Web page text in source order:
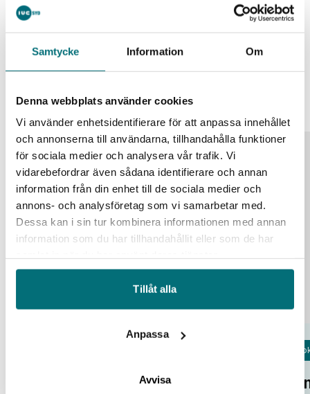
Samtycke Information Om
Denna webbplats använder cookies
Vi använder enhetsidentifierare för att anpassa innehållet
och annonserna till användarna, tillhandahålla funktioner
för sociala medier och analysera vår trafik. Vi
vidarebefordrar även sådana identifierare och annan
information från din enhet till de sociala medier och
annons- och analysföretag som vi samarbetar med.
Dessa kan i sin tur kombinera informationen med annan
information som du har tillhandahållit eller som de har
Tillåt alla
Anpassa
Avvisa
Hem
affärsmöjligheter – utnyttja dem!
25
aug